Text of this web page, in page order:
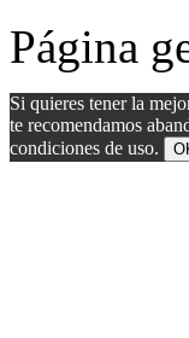
Página
Si quieres tener la
te recomendamos
condiciones de uso.